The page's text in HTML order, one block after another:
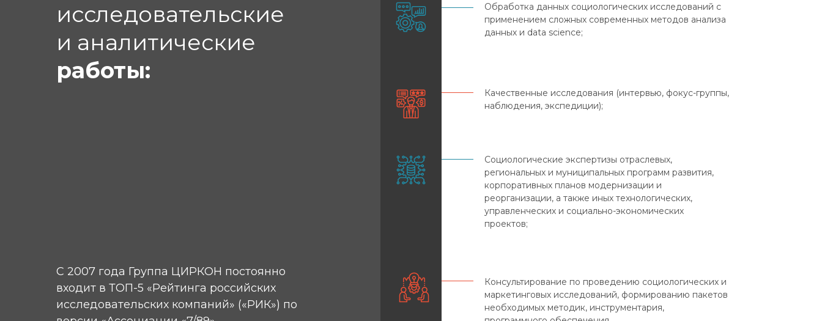
исследовательские
и аналитические
работы:
Качественные исследования (интервью, фокус-группы,
наблюдения, экспедиции);
Социологические экспертизы отраслевых,
региональных и муниципальных программ развития,
корпоративных планов модернизации и
реорганизации, а также иных технологических,
управленческих и социально-экономических
проектов;
Обработка данных социологических исследований с
применением сложных современных методов анализа
данных и data science;
Консультирование по проведению социологических и
маркетинговых исследований, формированию пакетов
необходимых методик, инструментария,
С 2007 года Группа ЦИРКОН постоянно
входит в ТОП-5 «Рейтинга российских
исследовательских компаний» («РИК») по